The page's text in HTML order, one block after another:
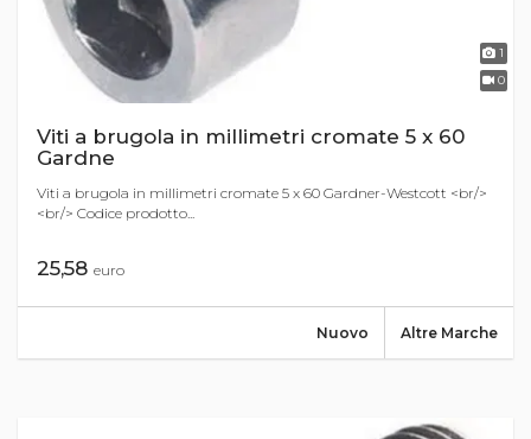
1
0
Viti a brugola in millimetri cromate 5 x 60
Gardne
Viti a brugola in millimetri cromate 5 x 60 Gardner-Westcott <br/>
<br/> Codice prodotto...
25,58 euro
Altre Marche
Nuovo